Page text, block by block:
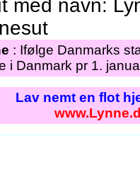
: Ifølge Danmarks
i Danmark pr 1.
Lav nemt en flot